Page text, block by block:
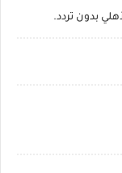
بدون تردد.